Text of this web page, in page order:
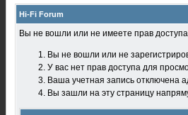
Hi-Fi Forum
Вы не вошли или не имеете прав
Вы не вошли или не
У вас нет прав доступа для
Ваша учетная запись отключена
Вы зашли на эту страницу